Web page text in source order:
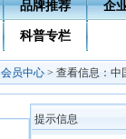
品牌推荐 企
科普专栏
会员中心 > 查看信息：中
提示信息